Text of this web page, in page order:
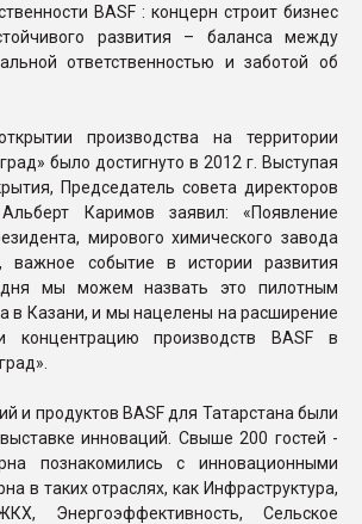
BASF : концерн строит бизнес
развития – баланса между
ответственностью и заботой об
производства на территории
было достигнуто в 2012 г. Выступая
Председатель совета директоров
Каримов заявил: «Появление
мирового химического завода
важное событие в истории развития
мы можем назвать это пилотным
в Казани, и мы нацелены на расширение
концентрацию производств BASF в
и продуктов BASF для Татарстана были
инноваций. Свыше 200 гостей -
познакомились с инновационными
в таких отраслях, как Инфраструктура,
Энергоэффективность, Сельское